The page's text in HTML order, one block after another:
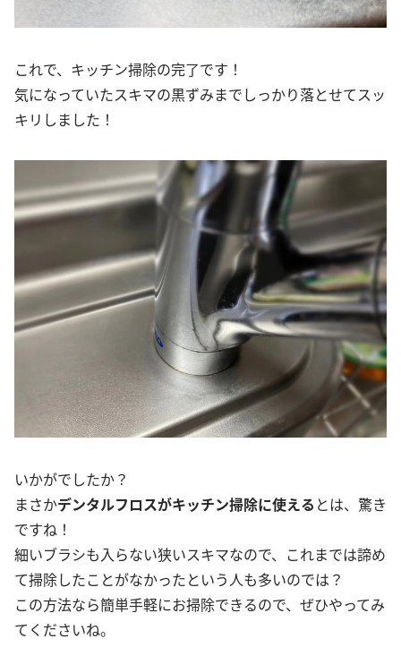
これで、キッチン掃除の完了です！
気になっていたスキマの黒ずみまでしっかり落とせてスッ
キリしました！
いかがでしたか？
まさかデンタルフロスがキッチン掃除に使える とは、驚き
ですね！
細いブラシも入らない狭いスキマなので、これまでは諦め
て掃除したことがなかったという人も多いのでは？
この方法なら簡単手軽にお掃除できるので、ぜひやってみ
てくださいね。